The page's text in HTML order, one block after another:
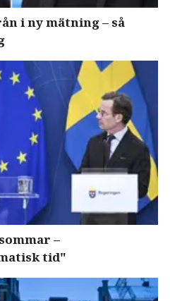
i ny mätning – så
–
tid"